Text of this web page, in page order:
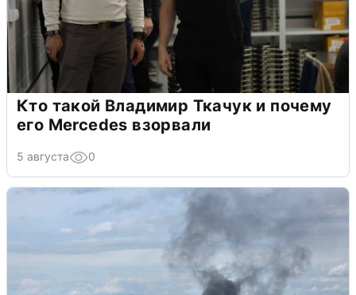
Кто такой Владимир Ткачук и почему
его Mercedes взорвали
5 августа 0